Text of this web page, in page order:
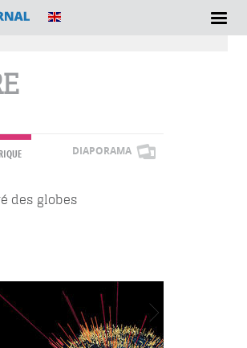
DIAPORAMA
des globes